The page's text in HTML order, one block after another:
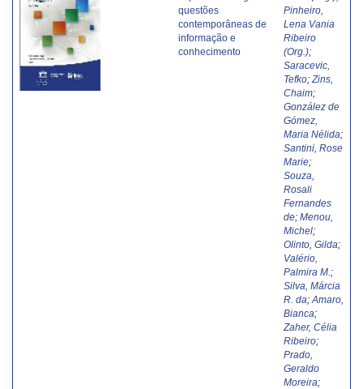
questões
contemporâneas de
informação e
conhecimento
Pinheiro,
Lena Vania
Ribeiro
(Org.);
Saracevic,
Tefko; Zins,
Chaim;
González de
Gómez,
Maria Nélida;
Santini, Rose
Marie;
Souza,
Rosali
Fernandes
de; Menou,
Michel;
Olinto, Gilda;
Valério,
Palmira M. ;
Silva, Márcia
R. da; Amaro,
Bianca;
Zaher, Célia
Ribeiro;
Prado,
Geraldo
Moreira;